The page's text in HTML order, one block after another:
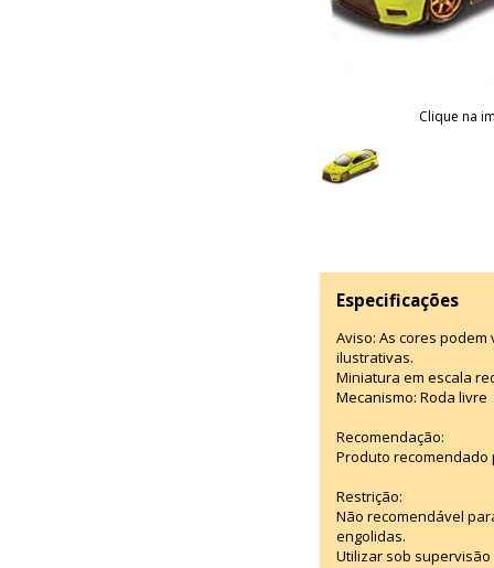
Clique na
Especificações
Aviso: As cores
ilustrativas.
Miniatura em escala
Mecanismo: Roda livre
Recomendação:
Produto recomendado
Restrição:
Não recomendável
engolidas.
Utilizar sob